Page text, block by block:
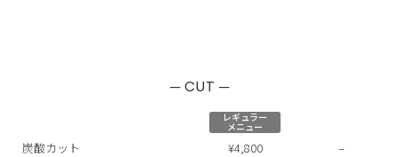
─ CUT ─
レギュラー
メニュー
炭酸カット ¥4,800
–